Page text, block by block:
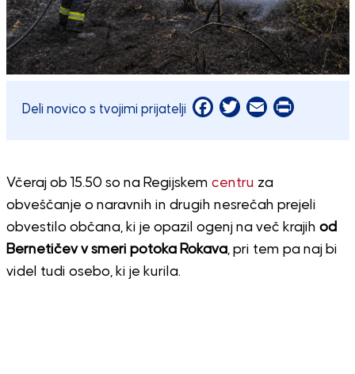
Deli novico s tvojimi prijatelji Facebook
Twitter
EmailPrint
Včeraj ob 15.50 so na Regijskem centru za
obveščanje o naravnih in drugih nesrečah prejeli
obvestilo občana, ki je opazil ogenj na več krajih od
Bernetičev v smeri potoka Rokava, pri tem pa naj bi
videl tudi osebo, ki je kurila.